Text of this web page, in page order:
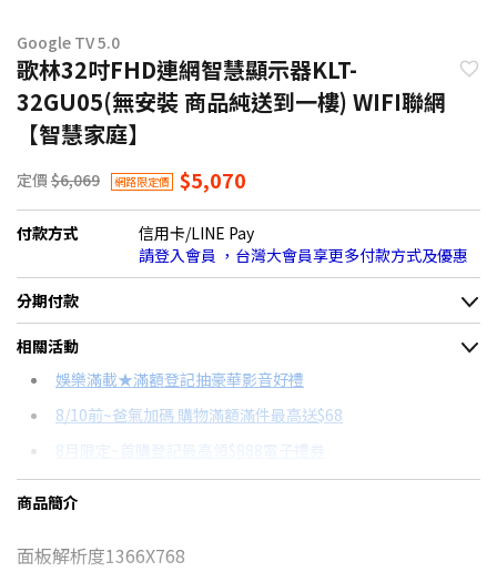
Google TV 5.0
歌林32吋FHD連網智慧顯示器KLT-
32GU05(無安裝 商品純送到一樓) WIFI聯網
【智慧家庭】
定價 $6,069 網路限定價 $5,070
付款方式
信用卡/LINE Pay
請登入會員 ，台灣大會員享更多付款方式及優惠
分期付款
＊實際可分期數、適用利率，請以購物車顯示為主
信用卡分期
分期數
12期
每期金額 配合銀行/業者
相關活動
娛樂滿載★滿額登記抽豪華影音好禮
8/10前~爸氣加碼 購物滿額滿件最高送$68
8月限定~首購登記最高領$888電子禮券
台灣大哥大Open Possible聯名卡滿額最高回饋25%
商品簡介
面板解析度1366X768